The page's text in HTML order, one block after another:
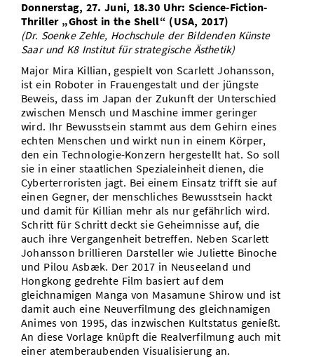
Donnerstag, 27. Juni, 18.30 Uhr: Science-Fiction-
Thriller „Ghost in the Shell“ (USA, 2017)
(Dr. Soenke Zehle, Hochschule der Bildenden Künste
Saar und K8 Institut für strategische Ästhetik)
Major Mira Killian, gespielt von Scarlett Johansson,
ist ein Roboter in Frauengestalt und der jüngste
Beweis, dass im Japan der Zukunft der Unterschied
zwischen Mensch und Maschine immer geringer
wird. Ihr Bewusstsein stammt aus dem Gehirn eines
echten Menschen und wirkt nun in einem Körper,
den ein Technologie-Konzern hergestellt hat. So soll
sie in einer staatlichen Spezialeinheit dienen, die
Cyberterroristen jagt. Bei einem Einsatz trifft sie auf
einen Gegner, der menschliches Bewusstsein hackt
und damit für Killian mehr als nur gefährlich wird.
Schritt für Schritt deckt sie Geheimnisse auf, die
auch ihre Vergangenheit betreffen. Neben Scarlett
Johansson brillieren Darsteller wie Juliette Binoche
und Pilou Asbæk. Der 2017 in Neuseeland und
Hongkong gedrehte Film basiert auf dem
gleichnamigen Manga von Masamune Shirow und ist
damit auch eine Neuverfilmung des gleichnamigen
Animes von 1995, das inzwischen Kultstatus genießt.
An diese Vorlage knüpft die Realverfilmung auch mit
einer atemberaubenden Visualisierung an.